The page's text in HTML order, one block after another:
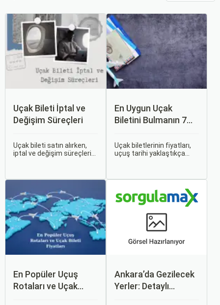
Uçak Bileti İptal ve
Değişim Süreçleri
Uçak bileti satın alırken,
iptal ve değişim süreçlerini
makalede, uçak bileti iptal
ve değişim süreçlerinin
nasıl işlediği, hangi
durumlarda ücret iadesi
alabileceğiniz konularına
değineceğiz.
En Uygun Uçak
Biletini Bulmanın 7
Uçak biletlerinin fiyatları,
uçuş tarihi yaklaştıkça
yollarından biridir.
En Popüler Uçuş
Rotaları ve Uçak
Ankara’da Gezilecek
Yerler: Detaylı